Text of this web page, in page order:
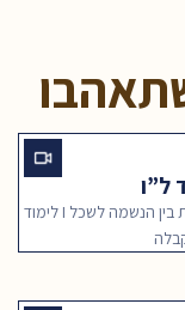
ספר "דעת תבונות" I הרמח"ל I דיאלוג שאלות ותשובות בין הנשמה לשכל I לימוד